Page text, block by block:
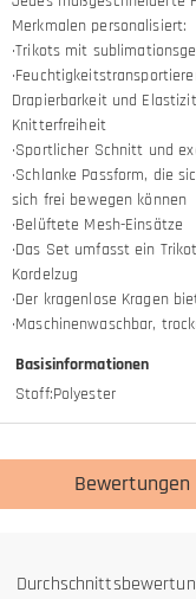
Merkmalen personalisiert:
·Trikots mit
Drapierbarkeit und
Knitterfreiheit
·Sportlicher Schnitt und
·Schlanke Passform, die
sich frei bewegen können
·Belüftete Mesh-Einsätze
·Das Set umfasst ein
Kordelzug
·Der kragenlose Kragen
·Maschinenwaschbar,
Basisinformationen
Stoff:Polyester
Bewertungen